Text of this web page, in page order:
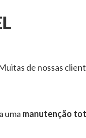
de nossas
uma manutenção